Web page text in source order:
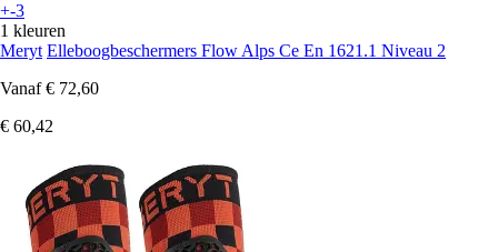
+-3
1 kleuren
Meryt Elleboogbeschermers Flow Alps Ce En 1621.1 Niveau 2
Vanaf € 72,60
€ 60,42